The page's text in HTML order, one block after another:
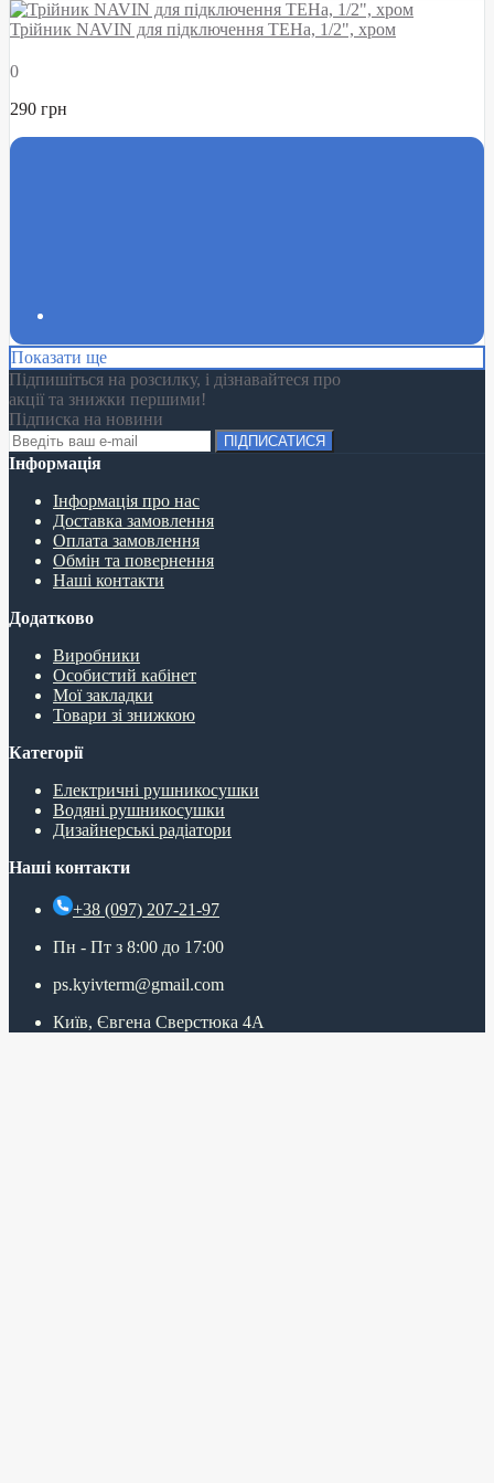
Трійник NAVIN для підключення ТЕНа, 1/2", хром
0
290 грн
Показати ще
Підпишіться на розсилку, і дізнавайтеся про
акції та знижки першими!
Підписка на новини
ПІДПИСАТИСЯ
Інформація
Інформація про нас
Доставка замовлення
Оплата замовлення
Обмін та повернення
Наші контакти
Додатково
Виробники
Особистий кабінет
Мої закладки
Товари зі знижкою
Категорії
Електричні рушникосушки
Водяні рушникосушки
Дизайнерські радіатори
Наші контакти
+38 (097) 207-21-97
Пн - Пт з 8:00 до 17:00
ps.kyivterm@gmail.com
Київ, Євгена Сверстюка 4А